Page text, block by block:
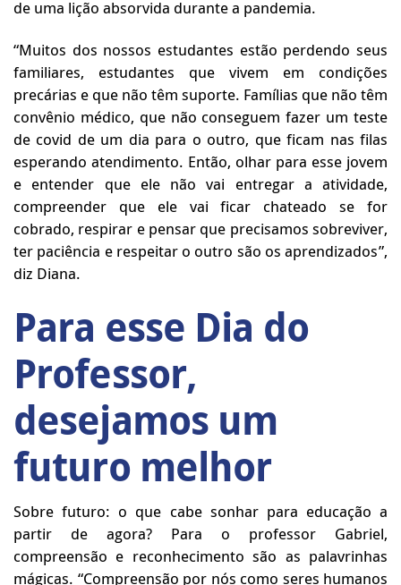
de uma lição absorvida durante a pandemia.
“Muitos dos nossos estudantes estão perdendo seus
familiares, estudantes que vivem em condições
precárias e que não têm suporte. Famílias que não têm
convênio médico, que não conseguem fazer um teste
de covid de um dia para o outro, que ficam nas filas
esperando atendimento. Então, olhar para esse jovem
e entender que ele não vai entregar a atividade,
compreender que ele vai ficar chateado se for
cobrado, respirar e pensar que precisamos sobreviver,
ter paciência e respeitar o outro são os aprendizados”,
diz Diana.
Para esse Dia do
Professor,
desejamos um
futuro melhor
Sobre futuro: o que cabe sonhar para educação a
partir de agora? Para o professor Gabriel,
compreensão e reconhecimento são as palavrinhas
mágicas. “Compreensão por nós como seres humanos